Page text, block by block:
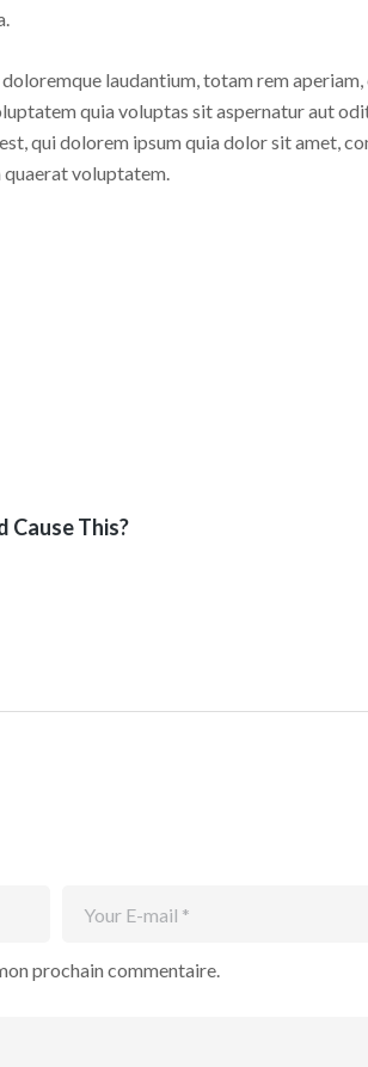
laudantium, totam rem
quia voluptas sit aspernatur aut
qui dolorem ipsum quia dolor sit amet,
quaerat voluptatem.
Cause This?
prochain commentaire.